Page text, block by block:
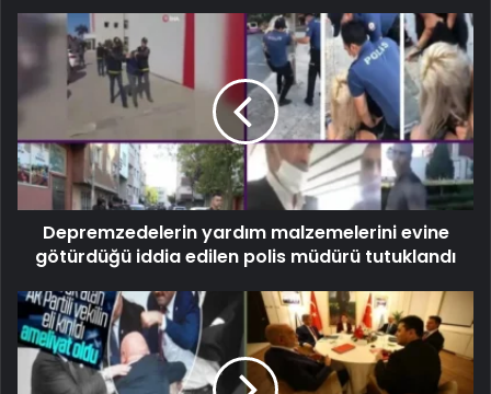
Depremzedelerin yardım malzemelerini evine
götürdüğü iddia edilen polis müdürü tutuklandı